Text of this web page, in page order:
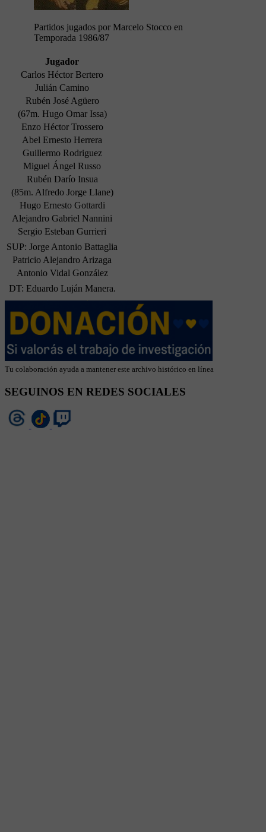
Partidos jugados por Marcelo Stocco en
Temporada 1986/87
Jugador
Carlos Héctor Bertero
Julián Camino
Rubén José Agüero
(67m. Hugo Omar Issa)
Enzo Héctor Trossero
Abel Ernesto Herrera
Guillermo Rodriguez
Miguel Ángel Russo
Rubén Darío Insua
(85m. Alfredo Jorge Llane)
Hugo Ernesto Gottardi
Alejandro Gabriel Nannini
Sergio Esteban Gurrieri
SUP: Jorge Antonio Battaglia
Patricio Alejandro Arizaga
Antonio Vidal González
DT: Eduardo Luján Manera.
Tu colaboración ayuda a mantener este archivo histórico en línea
SEGUINOS EN REDES SOCIALES